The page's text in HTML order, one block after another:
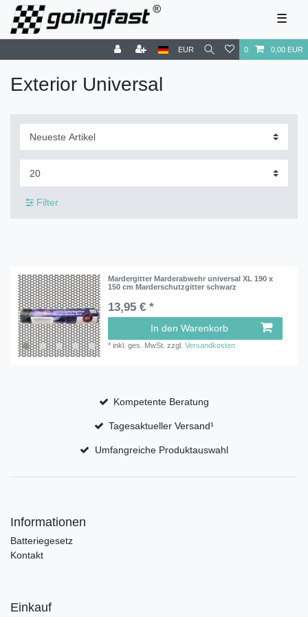
☰
EUR 0 0,00 EUR
Exterior Universal
Filter
Mardergitter Marderabwehr universal XL 190 x
150 cm Marderschutzgitter schwarz
13,95 € *
In den Warenkorb
*inkl. ges. MwSt. zzgl.Versandkosten
Kompetente Beratung
Tagesaktueller Versand¹
Umfangreiche Produktauswahl
Informationen
Batteriegesetz
Kontakt
Einkauf